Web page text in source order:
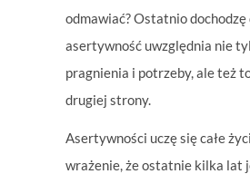
odmawiać? Ostatnio dochodzę
asertywność uwzględnia nie
pragnienia i potrzeby, ale też
drugiej strony.
Asertywności uczę się całe
wrażenie, że ostatnie kilka lat